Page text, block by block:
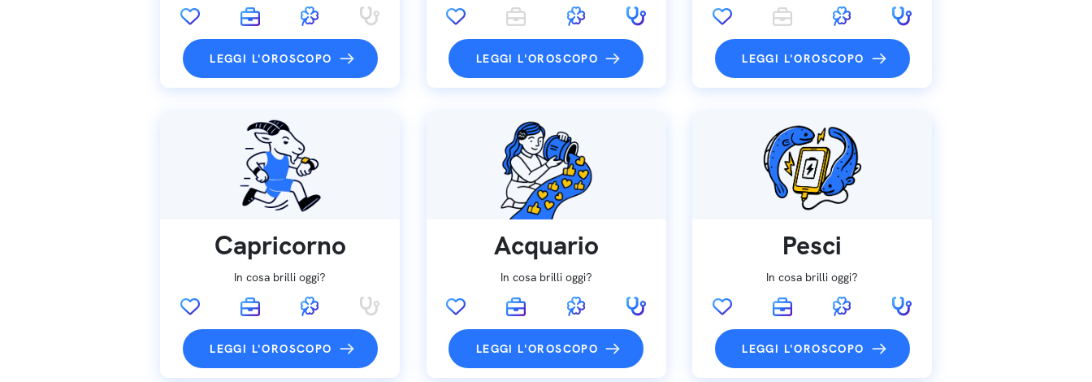
LEGGI L'OROSCOPO LEGGI L'OROSCOPO LEGGI L'OROSCOPO
Capricorno
In cosa brilli oggi?
LEGGI L'OROSCOPO
Acquario
In cosa brilli oggi?
LEGGI L'OROSCOPO
Pesci
In cosa brilli oggi?
LEGGI L'OROSCOPO